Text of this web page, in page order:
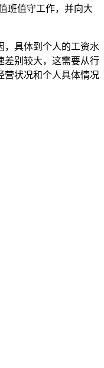
班值守工作，并向大
具体到个人的工资水
差别较大，这需要从行
营状况和个人具体情况